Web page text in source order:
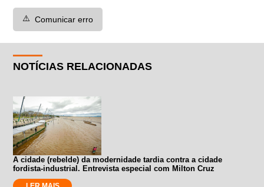
⚠️ Comunicar erro
NOTÍCIAS RELACIONADAS
A cidade (rebelde) da modernidade tardia contra a cidade
fordista-industrial. Entrevista especial com Milton Cruz